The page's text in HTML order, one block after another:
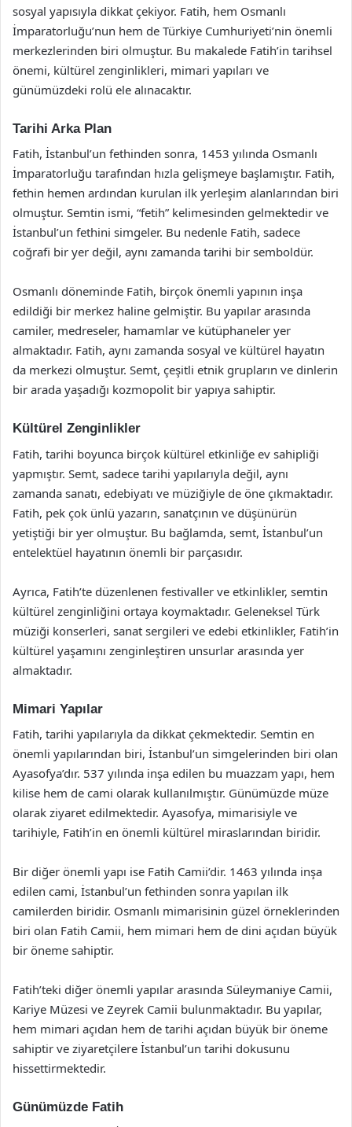
sosyal yapısıyla dikkat çekiyor. Fatih, hem Osmanlı
İmparatorluğu’nun hem de Türkiye Cumhuriyeti’nin önemli
merkezlerinden biri olmuştur. Bu makalede Fatih’in tarihsel
önemi, kültürel zenginlikleri, mimari yapıları ve
günümüzdeki rolü ele alınacaktır.
Tarihi Arka Plan
Fatih, İstanbul’un fethinden sonra, 1453 yılında Osmanlı
İmparatorluğu tarafından hızla gelişmeye başlamıştır. Fatih,
fethin hemen ardından kurulan ilk yerleşim alanlarından biri
olmuştur. Semtin ismi, “fetih” kelimesinden gelmektedir ve
İstanbul’un fethini simgeler. Bu nedenle Fatih, sadece
coğrafi bir yer değil, aynı zamanda tarihi bir semboldür.
Osmanlı döneminde Fatih, birçok önemli yapının inşa
edildiği bir merkez haline gelmiştir. Bu yapılar arasında
camiler, medreseler, hamamlar ve kütüphaneler yer
almaktadır. Fatih, aynı zamanda sosyal ve kültürel hayatın
da merkezi olmuştur. Semt, çeşitli etnik grupların ve dinlerin
bir arada yaşadığı kozmopolit bir yapıya sahiptir.
Kültürel Zenginlikler
Fatih, tarihi boyunca birçok kültürel etkinliğe ev sahipliği
yapmıştır. Semt, sadece tarihi yapılarıyla değil, aynı
zamanda sanatı, edebiyatı ve müziğiyle de öne çıkmaktadır.
Fatih, pek çok ünlü yazarın, sanatçının ve düşünürün
yetiştiği bir yer olmuştur. Bu bağlamda, semt, İstanbul’un
entelektüel hayatının önemli bir parçasıdır.
Ayrıca, Fatih’te düzenlenen festivaller ve etkinlikler, semtin
kültürel zenginliğini ortaya koymaktadır. Geleneksel Türk
müziği konserleri, sanat sergileri ve edebi etkinlikler, Fatih’in
kültürel yaşamını zenginleştiren unsurlar arasında yer
almaktadır.
Mimari Yapılar
Fatih, tarihi yapılarıyla da dikkat çekmektedir. Semtin en
önemli yapılarından biri, İstanbul’un simgelerinden biri olan
Ayasofya’dır. 537 yılında inşa edilen bu muazzam yapı, hem
kilise hem de cami olarak kullanılmıştır. Günümüzde müze
olarak ziyaret edilmektedir. Ayasofya, mimarisiyle ve
tarihiyle, Fatih’in en önemli kültürel miraslarından biridir.
Bir diğer önemli yapı ise Fatih Camii’dir. 1463 yılında inşa
edilen cami, İstanbul’un fethinden sonra yapılan ilk
camilerden biridir. Osmanlı mimarisinin güzel örneklerinden
biri olan Fatih Camii, hem mimari hem de dini açıdan büyük
bir öneme sahiptir.
Fatih’teki diğer önemli yapılar arasında Süleymaniye Camii,
Kariye Müzesi ve Zeyrek Camii bulunmaktadır. Bu yapılar,
hem mimari açıdan hem de tarihi açıdan büyük bir öneme
sahiptir ve ziyaretçilere İstanbul’un tarihi dokusunu
hissettirmektedir.
Günümüzde Fatih